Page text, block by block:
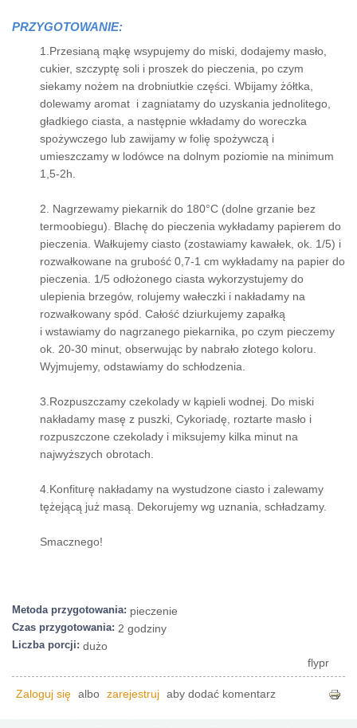
PRZYGOTOWANIE:
1.Przesianą mąkę wsypujemy do miski, dodajemy masło,
cukier, szczyptę soli i proszek do pieczenia, po czym
siekamy nożem na drobniutkie części. Wbijamy żółtka,
dolewamy aromat i zagniatamy do uzyskania jednolitego,
gładkiego ciasta, a następnie wkładamy do woreczka
spożywczego lub zawijamy w folię spożywczą i
umieszczamy w lodówce na dolnym poziomie na minimum
1,5-2h.
2. Nagrzewamy piekarnik do 180°C (dolne grzanie bez
termoobiegu). Blachę do pieczenia wykładamy papierem do
pieczenia. Wałkujemy ciasto (zostawiamy kawałek, ok. 1/5) i
rozwałkowane na grubość 0,7-1 cm wykładamy na papier do
pieczenia. 1/5 odłożonego ciasta wykorzystujemy do
ulepienia brzegów, rolujemy wałeczki i nakładamy na
rozwałkowany spód. Całość dziurkujemy zapałką
i wstawiamy do nagrzanego piekarnika, po czym pieczemy
ok. 20-30 minut, obserwując by nabrało złotego koloru.
Wyjmujemy, odstawiamy do schłodzenia.
3.Rozpuszczamy czekolady w kąpieli wodnej. Do miski
nakładamy masę z puszki, Cykoriadę, roztarte masło i
rozpuszczone czekolady i miksujemy kilka minut na
najwyższych obrotach.
4.Konfiturę nakładamy na wystudzone ciasto i zalewamy
tężejącą już masą. Dekorujemy wg uznania, schładzamy.
Smacznego!
Metoda przygotowania: pieczenie
Czas przygotowania: 2 godziny
Liczba porcji: dużo
flypr
Zaloguj się albo zarejestruj aby dodać komentarz